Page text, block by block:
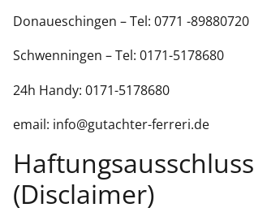
Donaueschingen – Tel: 0771 -89880720
Schwenningen – Tel: 0171-5178680
24h Handy: 0171-5178680
email: info@gutachter-ferreri.de
Haftungsausschluss
(Disclaimer)